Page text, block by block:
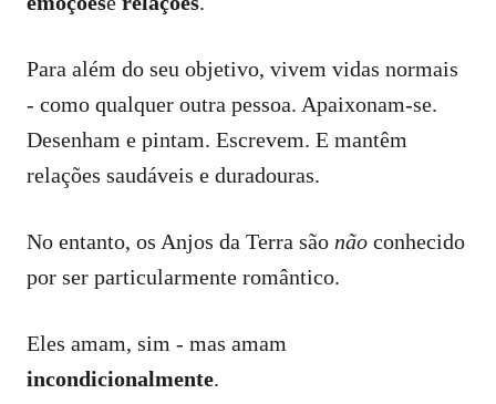
Para além do seu objetivo, vivem vidas normais
- como qualquer outra pessoa. Apaixonam-se.
Desenham e pintam. Escrevem. E mantêm
relações saudáveis e duradouras.
No entanto, os Anjos da Terra são não conhecido
por ser particularmente romântico.
Eles amam, sim - mas amam
incondicionalmente.